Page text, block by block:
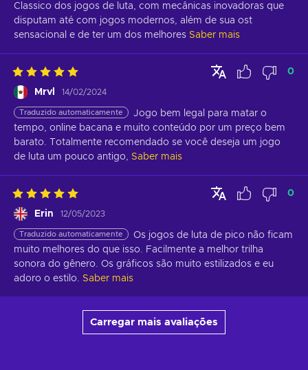
Classico dos jogos de luta, com mecânicas inovadoras que
disputam até com jogos modernos, além de sua ost
sensacional e de ter um dos melhores Saber mais
Mrvl 14/02/2024
0
Traduzido automaticamente
Jogo bem legal para matar o
tempo, online bacana e muito conteúdo por um preço bem
barato. Totalmente recomendado se você deseja um jogo
de luta um pouco antigo,
Saber mais
Erin 12/05/2023
0
Traduzido automaticamente
Os jogos de luta de pico não ficam
muito melhores do que isso. Facilmente a melhor trilha
sonora do gênero. Os gráficos são muito estilizados e eu
adoro o estilo.
Saber mais
Carregar mais avaliações